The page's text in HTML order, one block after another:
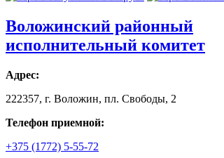
Воложинский районный
исполнительный комитет
Адрес:
222357, г. Воложин, пл. Свободы, 2
Телефон приемной:
+375 (1772) 5-55-72